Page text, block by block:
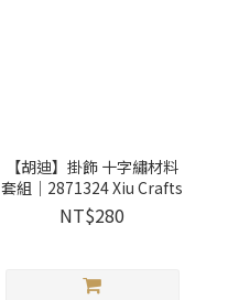
【胡迪】掛飾 十字繡材料
套組｜2871324 Xiu Crafts
NT$280